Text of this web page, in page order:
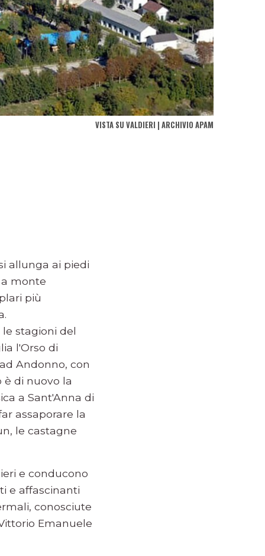
VISTA SU VALDIERI | ARCHIVIO APAM
allunga ai piedi
monte
più
stagioni del
l'Orso di
Andonno, con
è di nuovo la
a Sant'Anna di
assaporare la
le castagne
e conducono
e affascinanti
conosciute
Emanuele